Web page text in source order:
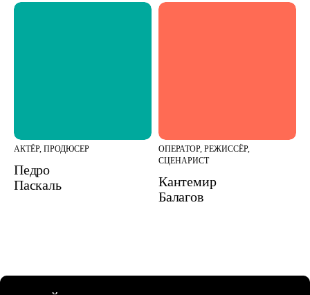
АКТЁР, ПРОДЮСЕР
Педро
Паскаль
ОПЕРАТОР, РЕЖИССЁР,
СЦЕНАРИСТ
Кантемир
Балагов